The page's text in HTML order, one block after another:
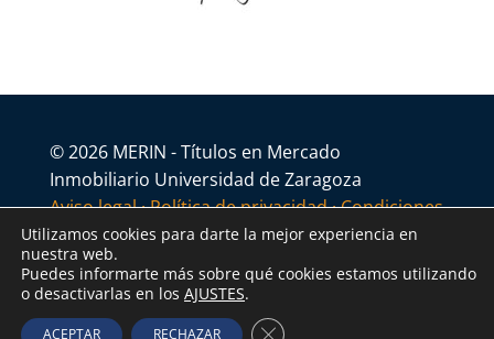
© 2026 MERIN - Títulos en Mercado
Inmobiliario Universidad de Zaragoza
Aviso legal·Política de privacidad·Condiciones
generales
Utilizamos cookies para darte la mejor experiencia en
nuestra web.
Puedes informarte más sobre qué cookies estamos utilizando
o desactivarlas en los AJUSTES.
ACEPTAR RECHAZAR Cerrar el banner de cookies